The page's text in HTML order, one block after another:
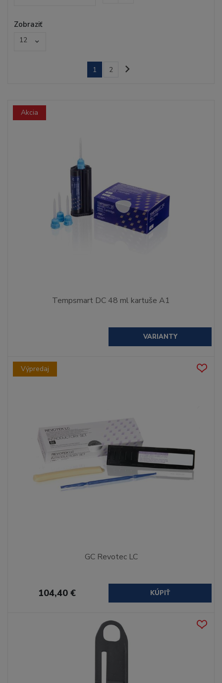
Zobraziť
12
1 2
Akcia
Tempsmart DC 48 ml kartuše A1
VARIANTY
Výpredaj
GC Revotec LC
104,40 € KÚPIŤ